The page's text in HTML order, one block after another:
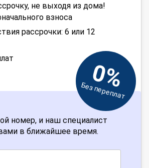
не выходя из дома!
взноса
рассрочки: 6 или 12
0%
Без переплат
номер, и наш специалист
в ближайшее время.